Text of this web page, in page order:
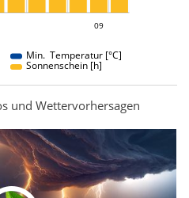
09
Min. Temperatur [°C]
Sonnenschein [h]
und Wettervorhersagen